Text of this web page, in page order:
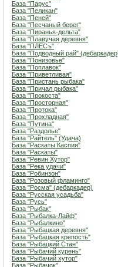
База "Парус"
База "Пеликан"
База "Пеней"
База "Песчаный берег"
База "Пиранья-дельта"
База "Плавучая деревня"
База "ПЛЕСъ"
База "Подводный рай"
База "Понизовье"
База "Поплавок"
База "Приветливая"
База "Пристань рыбака"
База "Причал рыбака"
База "Прокоста"
База "Просторная"
База "Протока"
База "Прохладная"
База "Путина"
База "Раздолье"
База "Райтель" (Удача)
База "Раскаты Каспия"
База "Раскаты"
База "Ревин Хутор"
База "Река удачи"
База "Робинзон"
База "Розовый фламинго"
База "Росма" (дебаркадер)
База "Русская усадьба"
База "Русь"
База "Рыбак"
База "Рыбалка-Лайф"
База "Рыбалкино"
База "Рыбацкая деревня"
База "Рыбацкая крепость"
База "Рыбацкий Стан"
База "Рыбачий курень"
База "Рыбачий хутор"
База "Рыбачок"